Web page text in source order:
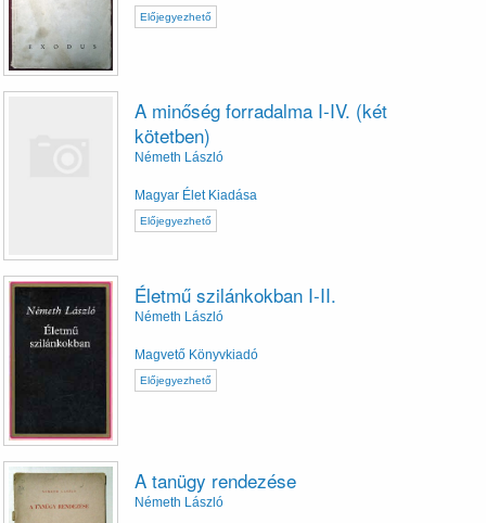
Előjegyezhető
A minőség forradalma I-IV. (két
kötetben)
Németh László
Magyar Élet Kiadása
Előjegyezhető
Életmű szilánkokban I-II.
Németh László
Magvető Könyvkiadó
Előjegyezhető
A tanügy rendezése
Németh László